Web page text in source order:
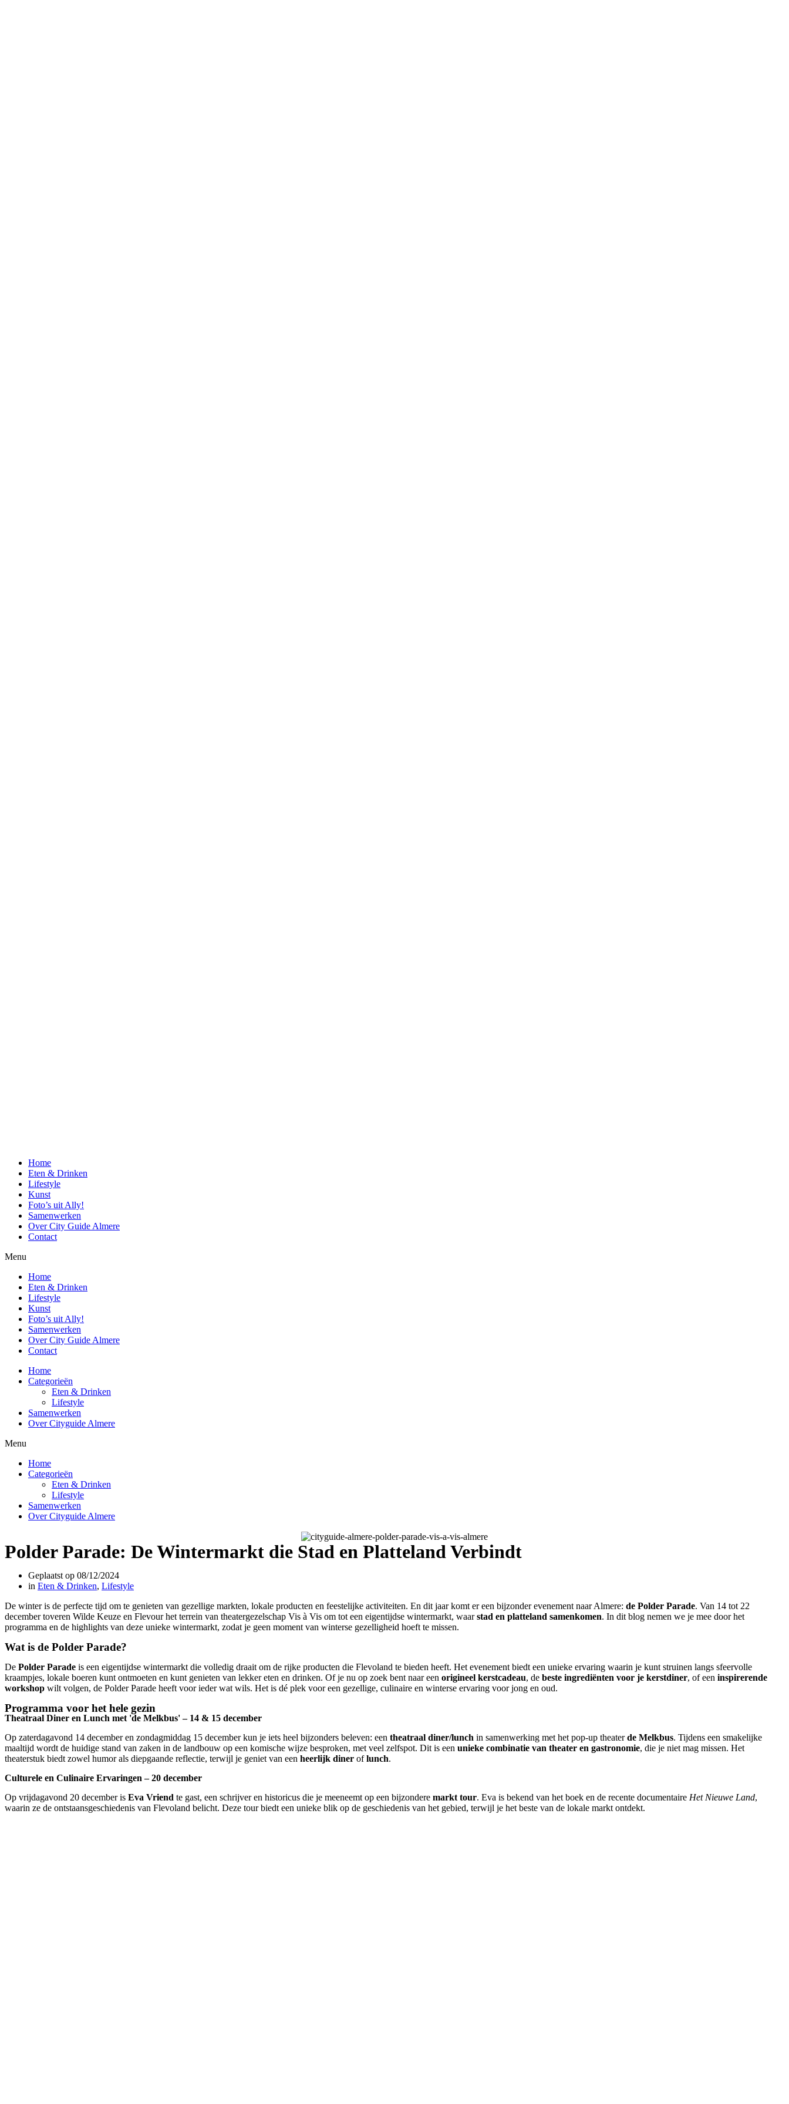
Home
Eten & Drinken
Lifestyle
Kunst
Foto’s uit Ally!
Samenwerken
Over City Guide Almere
Contact
Menu
Home
Eten & Drinken
Lifestyle
Kunst
Foto’s uit Ally!
Samenwerken
Over City Guide Almere
Contact
Home
Categorieën
Eten & Drinken
Lifestyle
Samenwerken
Over Cityguide Almere
Menu
Home
Categorieën
Eten & Drinken
Lifestyle
Samenwerken
Over Cityguide Almere
Polder Parade: De Wintermarkt die Stad en Platteland Verbindt
Geplaatst op 08/12/2024
in Eten & Drinken, Lifestyle
De winter is de perfecte tijd om te genieten van gezellige markten, lokale producten en feestelijke activiteiten. En dit jaar komt er een bijzonder evenement naar Almere: de Polder Parade. Van 14 tot 22
december toveren Wilde Keuze en Flevour het terrein van theatergezelschap Vis à Vis om tot een eigentijdse wintermarkt, waarstad en platteland samenkomen. In dit blog nemen we je mee door het
programma en de highlights van deze unieke wintermarkt, zodat je geen moment van winterse gezelligheid hoeft te missen.
Wat is de Polder Parade?
De Polder Parade is een eigentijdse wintermarkt die volledig draait om de rijke producten die Flevoland te bieden heeft. Het evenement biedt een unieke ervaring waarin je kunt struinen langs sfeervolle
kraampjes, lokale boeren kunt ontmoeten en kunt genieten van lekker eten en drinken. Of je nu op zoek bent naar een origineel kerstcadeau, de beste ingrediënten voor je kerstdiner, of een inspirerende
workshop wilt volgen, de Polder Parade heeft voor ieder wat wils. Het is dé plek voor een gezellige, culinaire en winterse ervaring voor jong en oud.
Programma voor het hele gezin
Theatraal Diner en Lunch met 'de Melkbus' – 14 & 15 december
Op zaterdagavond 14 december en zondagmiddag 15 december kun je iets heel bijzonders beleven: een theatraal diner/lunch in samenwerking met het pop-up theaterde Melkbus. Tijdens een smakelijke
maaltijd wordt de huidige stand van zaken in de landbouw op een komische wijze besproken, met veel zelfspot. Dit is een unieke combinatie van theater en gastronomie, die je niet mag missen. Het
theaterstuk biedt zowel humor als diepgaande reflectie, terwijl je geniet van een heerlijk diner oflunch.
Culturele en Culinaire Ervaringen – 20 december
Op vrijdagavond 20 december is Eva Vriend te gast, een schrijver en historicus die je meeneemt op een bijzondere markt tour. Eva is bekend van het boek en de recente documentaire Het Nieuwe Land,
waarin ze de ontstaansgeschiedenis van Flevoland belicht. Deze tour biedt een unieke blik op de geschiedenis van het gebied, terwijl je het beste van de lokale markt ontdekt.